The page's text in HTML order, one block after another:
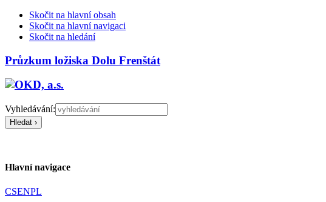
Skočit na hlavní obsah
Skočit na hlavní navigaci
Skočit na hledání
Průzkum ložiska Dolu Frenštát
Vyhledávání:
Hlavní navigace
CSENPL